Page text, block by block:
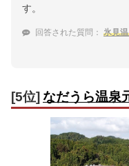
す。
回答された質問： 氷見
[5位] なだうら温